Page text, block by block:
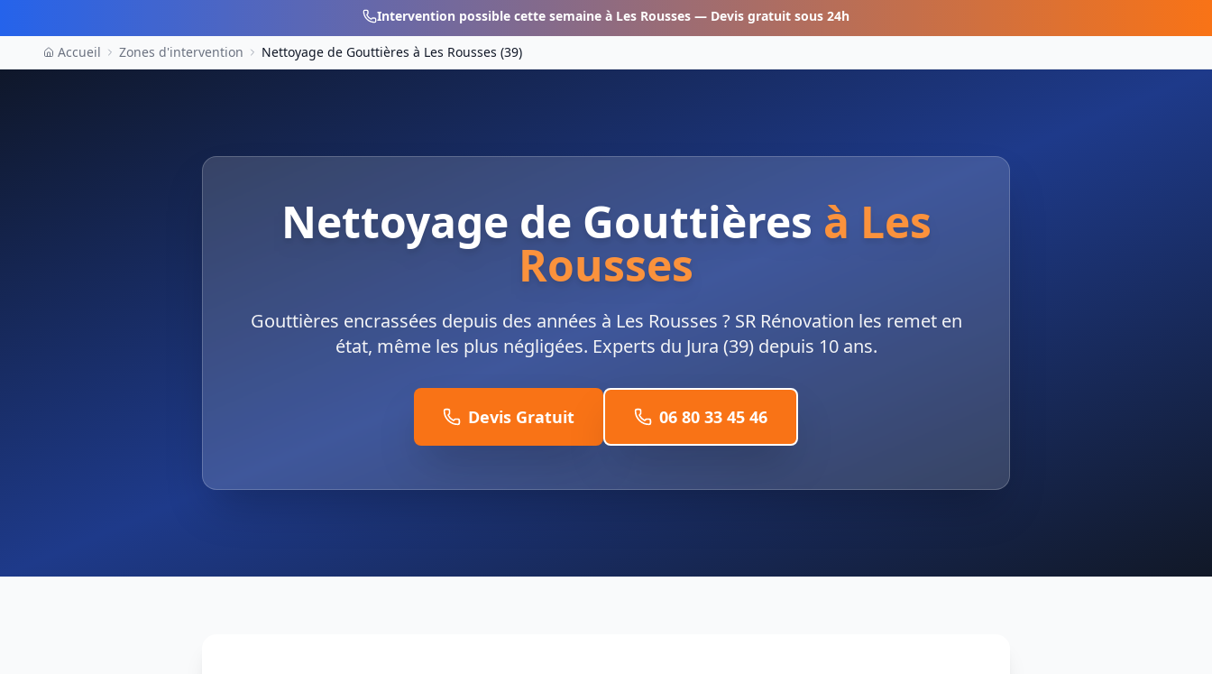
Intervention possible cette semaine à Les Rousses — Devis gratuit sous 24h
Accueil Zones d'intervention Nettoyage de Gouttières à Les Rousses (39)
Nettoyage de Gouttières à Les
Rousses
Gouttières encrassées depuis des années à Les Rousses ? SR Rénovation les remet en
état, même les plus négligées. Experts du Jura (39) depuis 10 ans.
Devis Gratuit 06 80 33 45 46